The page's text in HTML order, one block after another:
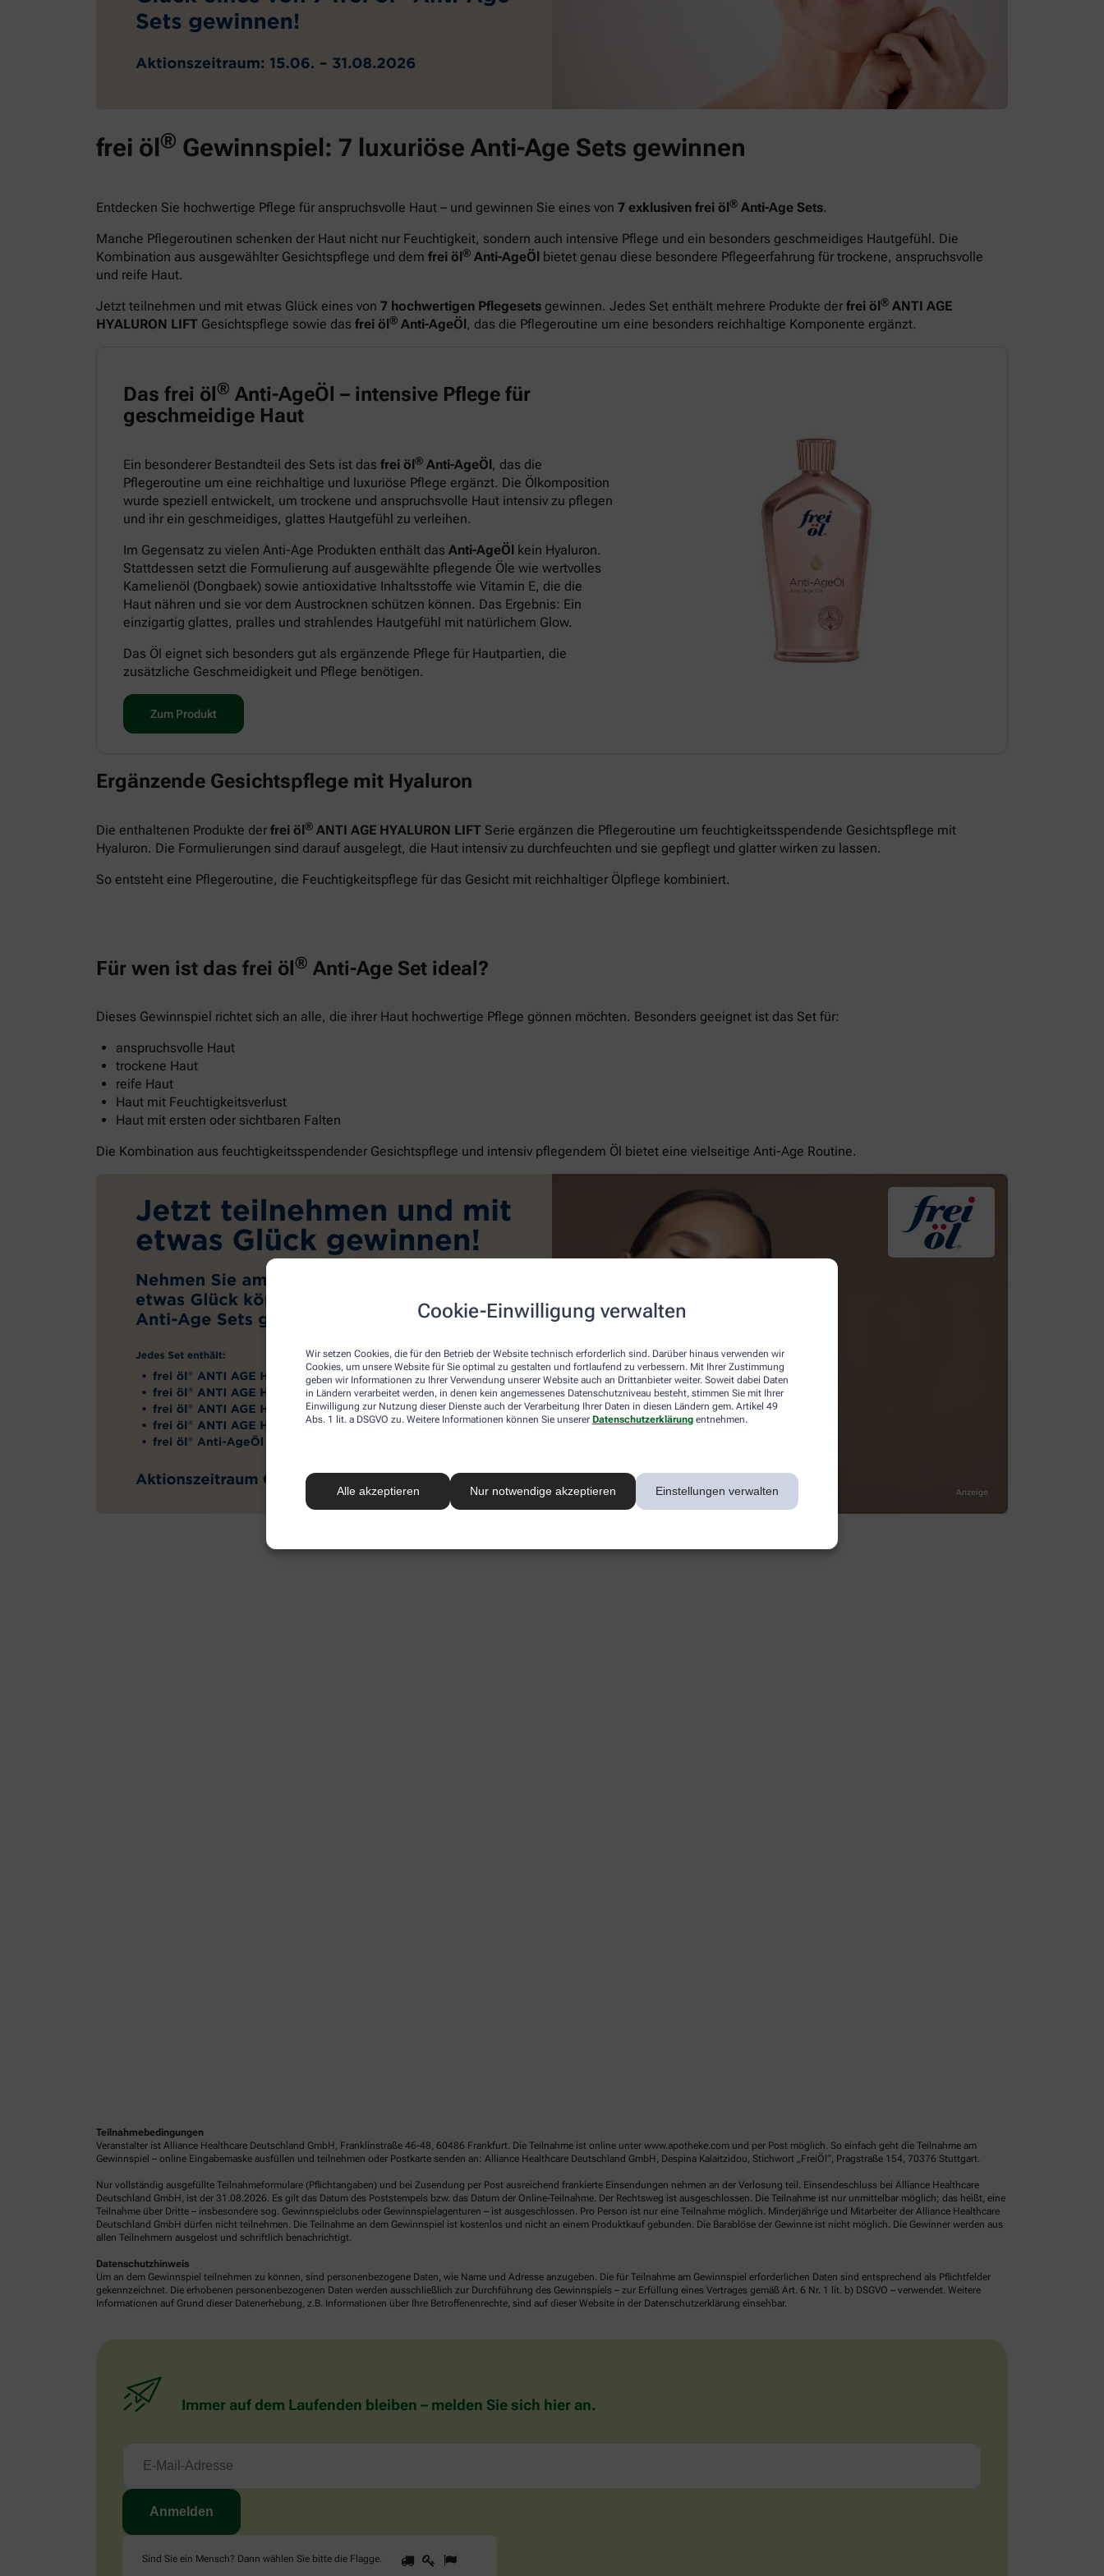
Cookie-Einwilligung verwalten
Wir setzen Cookies, die für den Betrieb der Website technisch erforderlich sind. Darüber hinaus verwenden wir
Cookies, um unsere Website für Sie optimal zu gestalten und fortlaufend zu verbessern. Mit Ihrer Zustimmung
geben wir Informationen zu Ihrer Verwendung unserer Website auch an Drittanbieter weiter. Soweit dabei Daten
in Ländern verarbeitet werden, in denen kein angemessenes Datenschutzniveau besteht, stimmen Sie mit Ihrer
Einwilligung zur Nutzung dieser Dienste auch der Verarbeitung Ihrer Daten in diesen Ländern gem. Artikel 49
Abs. 1 lit. a DSGVO zu. Weitere Informationen können Sie unserer Datenschutzerklärung entnehmen.
Alle akzeptieren Nur notwendige akzeptieren Einstellungen verwalten
frei öl® Gewinnspiel: 7 luxuriöse Anti-Age Sets gewinnen
Entdecken Sie hochwertige Pflege für anspruchsvolle Haut – und gewinnen Sie eines von 7 exklusiven frei öl® Anti-Age Sets.
Manche Pflegeroutinen schenken der Haut nicht nur Feuchtigkeit, sondern auch intensive Pflege und ein besonders geschmeidiges Hautgefühl. Die
Kombination aus ausgewählter Gesichtspflege und dem frei öl® Anti-AgeÖl bietet genau diese besondere Pflegeerfahrung für trockene, anspruchsvolle
und reife Haut.
Jetzt teilnehmen und mit etwas Glück eines von 7 hochwertigen Pflegesets gewinnen. Jedes Set enthält mehrere Produkte der frei öl® ANTI AGE
HYALURON LIFT Gesichtspflege sowie das frei öl® Anti-AgeÖl, das die Pflegeroutine um eine besonders reichhaltige Komponente ergänzt.
Das frei öl ® Anti-AgeÖl – intensive Pflege für
geschmeidige Haut
Ein besonderer Bestandteil des Sets ist das frei öl® Anti-AgeÖl, das die
Pflegeroutine um eine reichhaltige und luxuriöse Pflege ergänzt. Die Ölkomposition
wurde speziell entwickelt, um trockene und anspruchsvolle Haut intensiv zu pflegen
und ihr ein geschmeidiges, glattes Hautgefühl zu verleihen.
Im Gegensatz zu vielen Anti-Age Produkten enthält das Anti-AgeÖl kein Hyaluron.
Stattdessen setzt die Formulierung auf ausgewählte pflegende Öle wie wertvolles
Kamelienöl (Dongbaek) sowie antioxidative Inhaltsstoffe wie Vitamin E, die die
Haut nähren und sie vor dem Austrocknen schützen können. Das Ergebnis: Ein
einzigartig glattes, pralles und strahlendes Hautgefühl mit natürlichem Glow.
Das Öl eignet sich besonders gut als ergänzende Pflege für Hautpartien, die
zusätzliche Geschmeidigkeit und Pflege benötigen.
Zum Produkt
Ergänzende Gesichtspflege mit Hyaluron
Die enthaltenen Produkte der frei öl® ANTI AGE HYALURON LIFT Serie ergänzen die Pflegeroutine um feuchtigkeitsspendende Gesichtspflege mit
Hyaluron. Die Formulierungen sind darauf ausgelegt, die Haut intensiv zu durchfeuchten und sie gepflegt und glatter wirken zu lassen.
So entsteht eine Pflegeroutine, die Feuchtigkeitspflege für das Gesicht mit reichhaltiger Ölpflege kombiniert.
Für wen ist das frei öl® Anti-Age Set ideal?
Dieses Gewinnspiel richtet sich an alle, die ihrer Haut hochwertige Pflege gönnen möchten. Besonders geeignet ist das Set für:
anspruchsvolle Haut
trockene Haut
reife Haut
Haut mit Feuchtigkeitsverlust
Haut mit ersten oder sichtbaren Falten
Die Kombination aus feuchtigkeitsspendender Gesichtspflege und intensiv pflegendem Öl bietet eine vielseitige Anti-Age Routine.
Teilnahmebedingungen
Veranstalter ist Alliance Healthcare Deutschland GmbH, Franklinstraße 46-48, 60486 Frankfurt. Die Teilnahme ist online unter www.apotheke.com und per Post möglich. So einfach geht die Teilnahme am
Gewinnspiel – online Eingabemaske ausfüllen und teilnehmen oder Postkarte senden an: Alliance Healthcare Deutschland GmbH, Despina Kalaitzidou, Stichwort „FreiÖl“, Pragstraße 154, 70376 Stuttgart.
Nur vollständig ausgefüllte Teilnahmeformulare (Pflichtangaben) und bei Zusendung per Post ausreichend frankierte Einsendungen nehmen an der Verlosung teil. Einsendeschluss bei Alliance Healthcare
Deutschland GmbH, ist der 31.08.2026. Es gilt das Datum des Poststempels bzw. das Datum der Online-Teilnahme. Der Rechtsweg ist ausgeschlossen. Die Teilnahme ist nur unmittelbar möglich; das heißt, eine
Teilnahme über Dritte – insbesondere sog. Gewinnspielclubs oder Gewinnspielagenturen – ist ausgeschlossen. Pro Person ist nur eine Teilnahme möglich. Minderjährige und Mitarbeiter der Alliance Healthcare
Deutschland GmbH dürfen nicht teilnehmen. Die Teilnahme an dem Gewinnspiel ist kostenlos und nicht an einem Produktkauf gebunden. Die Barablöse der Gewinne ist nicht möglich. Die Gewinner werden aus
allen Teilnehmern ausgelost und schriftlich benachrichtigt.
Datenschutzhinweis
Um an dem Gewinnspiel teilnehmen zu können, sind personenbezogene Daten, wie Name und Adresse anzugeben. Die für Teilnahme am Gewinnspiel erforderlichen Daten sind entsprechend als Pflichtfelder
gekennzeichnet. Die erhobenen personenbezogenen Daten werden ausschließlich zur Durchführung des Gewinnspiels – zur Erfüllung eines Vertrages gemäß Art. 6 Nr. 1 lit. b) DSGVO – verwendet. Weitere
Informationen auf Grund dieser Datenerhebung, z.B. Informationen über Ihre Betroffenenrechte, sind auf dieser Website in der Datenschutzerklärung einsehbar.
Immer auf dem Laufenden bleiben – melden Sie sich hier an.
Sind Sie ein Mensch? Dann wählen Sie bitte die Flagge
Sind
Sie
1 2